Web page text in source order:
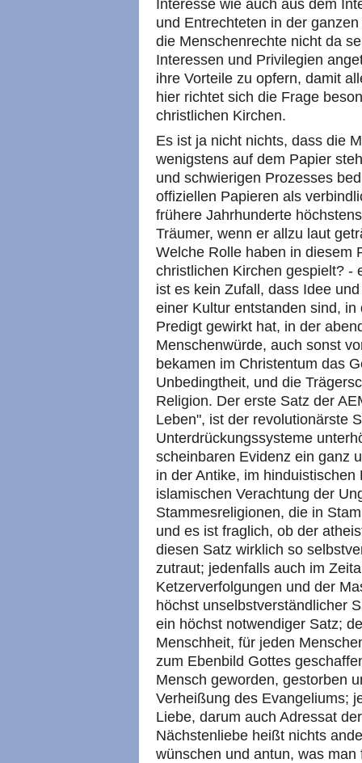
Interesse wie auch aus dem
und Entrechteten in der
die Menschenrechte nicht da
Interessen und Privilegien
ihre Vorteile zu opfern, damit
hier richtet sich die Frage
christlichen Kirchen.
Es ist ja nicht nichts, dass die
wenigstens auf dem Papier
und schwierigen Prozesses
offiziellen Papieren als
frühere Jahrhunderte
Träumer, wenn er allzu laut
Welche Rolle haben in diesem
christlichen Kirchen gespielt? -
ist es kein Zufall, dass Idee
einer Kultur entstanden sind,
Predigt gewirkt hat, in der
Menschenwürde, auch sonst
bekamen im Christentum das
Unbedingtheit, und die
Religion. Der erste Satz der
Leben", ist der revolutionärste
Unterdrückungssysteme
scheinbaren Evidenz ein ganz
in der Antike, im
islamischen Verachtung der
Stammesreligionen, die in
und es ist fraglich, ob der
diesen Satz wirklich so
zutraut; jedenfalls auch im
Ketzerverfolgungen und der
höchst unselbstverständlicher
ein höchst notwendiger Satz;
Menschheit, für jeden
zum Ebenbild Gottes
Mensch geworden, gestorben
Verheißung des Evangeliums;
Liebe, darum auch Adressat
Nächstenliebe heißt nichts
wünschen und antun, was